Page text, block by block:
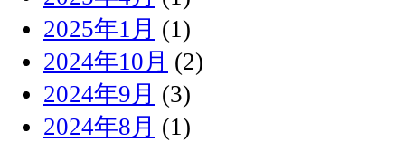
2025年1月 (1)
2024年10月 (2)
2024年9月 (3)
2024年8月 (1)